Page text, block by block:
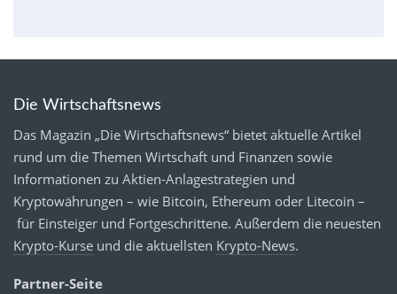
Die Wirtschaftsnews
Das Magazin „Die Wirtschaftsnews“ bietet aktuelle Artikel
rund um die Themen Wirtschaft und Finanzen sowie
Informationen zu Aktien-Anlagestrategien und
Kryptowährungen – wie Bitcoin, Ethereum oder Litecoin –
für Einsteiger und Fortgeschrittene. Außerdem die neuesten
Krypto-Kurse und die aktuellsten Krypto-News.
Partner-Seite